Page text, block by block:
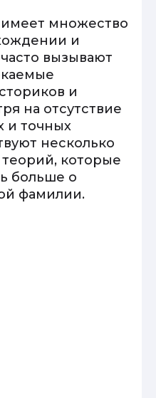
множество
и
вызывают
и
на отсутствие
и точных
несколько
которые
больше о
фамилии.